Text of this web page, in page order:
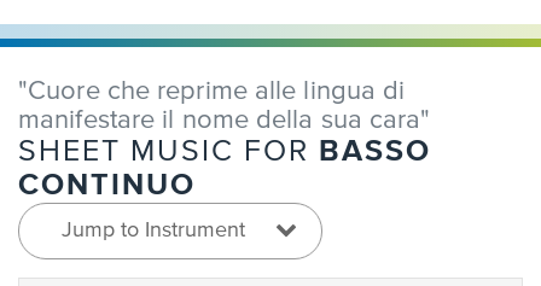
"Cuore che reprime alle lingua di
manifestare il nome della sua cara"
SHEET MUSIC FOR
BASSO
CONTINUO
Jump to Instrument